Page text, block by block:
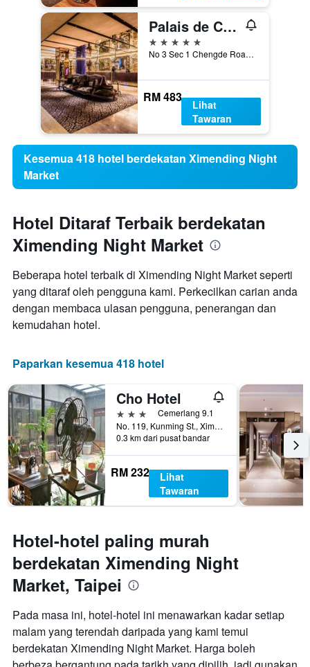
Palais de Chine Hotel
5 bintang
No 3 Sec 1 Chengde Road, Taipei, Taiwan
RM 483
Lihat
Tawaran
Kesemua 418 hotel berdekatan Ximending Night
Market
Hotel Ditaraf Terbaik berdekatan
Ximending Night Market
Beberapa hotel terbaik di Ximending Night Market seperti
yang ditaraf oleh pengguna kami. Perkecilkan carian anda
dengan membaca ulasan pengguna, penerangan dan
kemudahan hotel.
Paparkan kesemua 418 hotel
Cho Hotel
3 bintangCemerlang 9.1
No. 119, Kunming St., Ximending, Taipei, Taiwan
0.3 km dari pusat bandar
RM 232
Lihat
Tawaran
Hotel-hotel paling murah
berdekatan Ximending Night
Market, Taipei
Pada masa ini, hotel-hotel ini menawarkan kadar setiap
malam yang terendah daripada yang kami temui
berdekatan Ximending Night Market. Harga boleh